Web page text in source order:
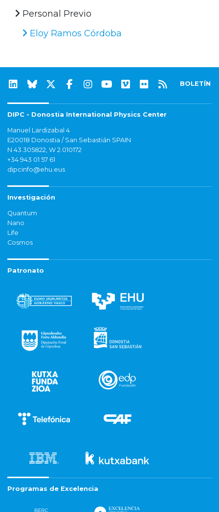
Personal Previo
Eloy Ramos Córdoba
BOLETÍN
DIPC - Donostia International Physics Center
Manuel Lardizabal 4
E20018 Donostia / San Sebastián SPAIN
N 43.305822, W 2.010172
+34 943 01 57 61
dipcinfo@ehu.eus
Investigación
Quantum
Nano
Life
Cosmos
Patronato
Programas de Excelencia